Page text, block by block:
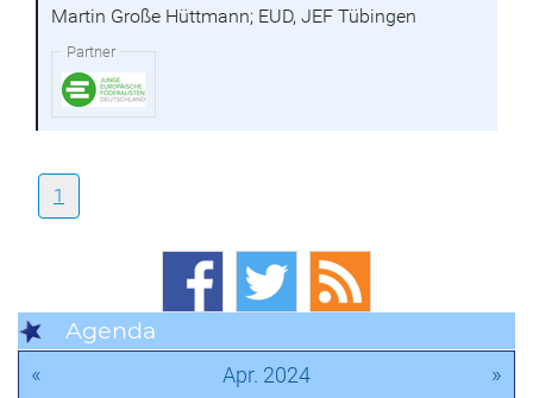
Martin Große Hüttmann; EUD, JEF Tübingen
Partner
1
Agenda
« Apr. 2024 »